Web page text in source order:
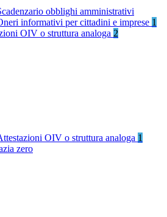
obblighi amministrativi
informativi per cittadini e imprese 1
OIV o struttura analoga 2
OIV o struttura analoga 1
zero